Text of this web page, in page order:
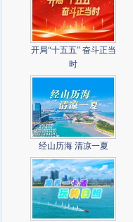
开局“十五五” 奋斗正当
时
经山历海 清凉一夏